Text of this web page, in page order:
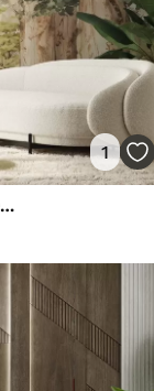
1
Шумска стаза међу величанственим дрвећем у акварелном стилу